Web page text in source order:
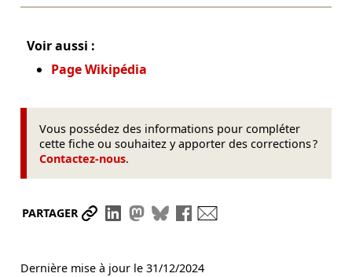
Voir aussi :
Page Wikipédia
Vous possédez des informations pour compléter
cette fiche ou souhaitez y apporter des corrections ?
Contactez-nous.
PARTAGER Partager le lien
Partager sur LinkedIn
Partager sur Mastodon
Partager sur Bluesky
Partager sur Facebook
Dernière mise à jour le 31/12/2024